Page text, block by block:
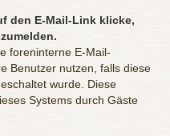
den E-Mail-Link klicke,
foreninterne E-Mail-
Benutzer nutzen, falls diese
wurde. Diese
Systems durch Gäste